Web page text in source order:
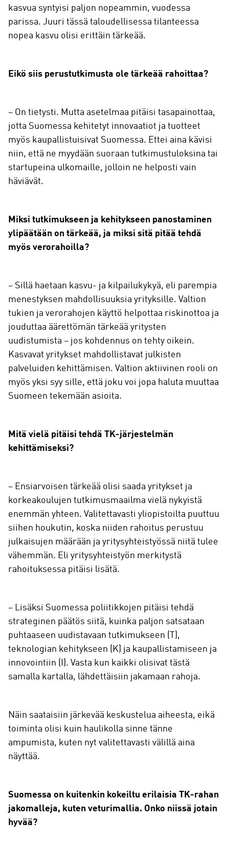
kasvua syntyisi paljon nopeammin, vuodessa
parissa. Juuri tässä taloudellisessa tilanteessa
nopea kasvu olisi erittäin tärkeää.
Eikö siis perustutkimusta ole tärkeää rahoittaa?
– On tietysti. Mutta asetelmaa pitäisi tasapainottaa,
jotta Suomessa kehitetyt innovaatiot ja tuotteet
myös kaupallistuisivat Suomessa. Ettei aina kävisi
niin, että ne myydään suoraan tutkimustuloksina tai
startupeina ulkomaille, jolloin ne helposti vain
häviävät.
Miksi tutkimukseen ja kehitykseen panostaminen
ylipäätään on tärkeää, ja miksi sitä pitää tehdä
myös verorahoilla?
– Sillä haetaan kasvu- ja kilpailukykyä, eli parempia
menestyksen mahdollisuuksia yrityksille. Valtion
tukien ja verorahojen käyttö helpottaa riskinottoa ja
jouduttaa äärettömän tärkeää yritysten
uudistumista – jos kohdennus on tehty oikein.
Kasvavat yritykset mahdollistavat julkisten
palveluiden kehittämisen. Valtion aktiivinen rooli on
myös yksi syy sille, että joku voi jopa haluta muuttaa
Suomeen tekemään asioita.
Mitä vielä pitäisi tehdä TK-järjestelmän
kehittämiseksi?
– Ensiarvoisen tärkeää olisi saada yritykset ja
korkeakoulujen tutkimusmaailma vielä nykyistä
enemmän yhteen. Valitettavasti yliopistoilta puuttuu
siihen houkutin, koska niiden rahoitus perustuu
julkaisujen määrään ja yritysyhteistyössä niitä tulee
vähemmän. Eli yritysyhteistyön merkitystä
rahoituksessa pitäisi lisätä.
– Lisäksi Suomessa poliitikkojen pitäisi tehdä
strateginen päätös siitä, kuinka paljon satsataan
puhtaaseen uudistavaan tutkimukseen (T),
teknologian kehitykseen (K) ja kaupallistamiseen ja
innovointiin (I). Vasta kun kaikki olisivat tästä
samalla kartalla, lähdettäisiin jakamaan rahoja.
Näin saataisiin järkevää keskustelua aiheesta, eikä
toiminta olisi kuin haulikolla sinne tänne
ampumista, kuten nyt valitettavasti välillä aina
näyttää.
Suomessa on kuitenkin kokeiltu erilaisia TK-rahan
jakomalleja, kuten veturimallia. Onko niissä jotain
hyvää?